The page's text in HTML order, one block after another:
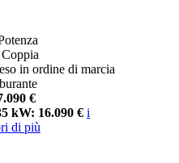
Coppia
in ordine di marcia
€
kW: 16.090 € i
di più